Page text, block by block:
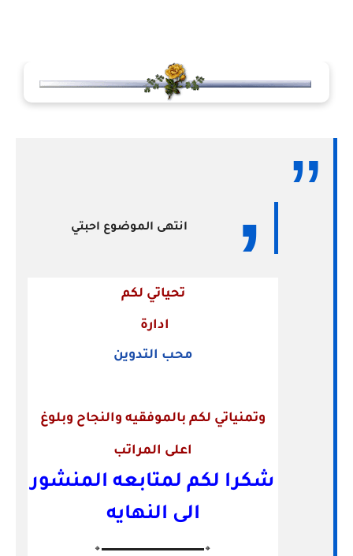
انتهى الموضوع احبتي
تحياتي لكم
ادارة
محب التدوين
وتمنياتي لكم بالموفقيه والنجاح وبلوغ
اعلى المراتب
شكرا لكم لمتابعه المنشور
الى النهايه
🔸▬▬▬▬▬▬▬▬▬▬▬▬▬🔸